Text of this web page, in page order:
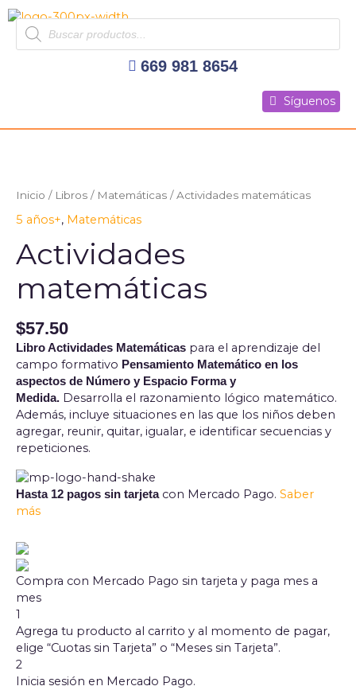
al
contenido
Products
search
669 981 8654
Síguenos
Inicio / Libros / Matemáticas / Actividades matemáticas
5 años+, Matemáticas
Actividades
matemáticas
$57.50
Libro Actividades Matemáticas para el aprendizaje del
campo formativo Pensamiento Matemático en los
aspectos de Número y Espacio Forma y
Medida. Desarrolla el razonamiento lógico matemático.
Además, incluye situaciones en las que los niños deben
agregar, reunir, quitar, igualar, e identificar secuencias y
repeticiones.
Hasta 12 pagos sin tarjetacon Mercado Pago. Saber
más
Compra con Mercado Pago sin tarjeta y paga mes a
mes
1
Agrega tu producto al carrito y al momento de pagar,
elige “Cuotas sin Tarjeta” o “Meses sin Tarjeta”.
2
Inicia sesión en Mercado Pago.
cantidad